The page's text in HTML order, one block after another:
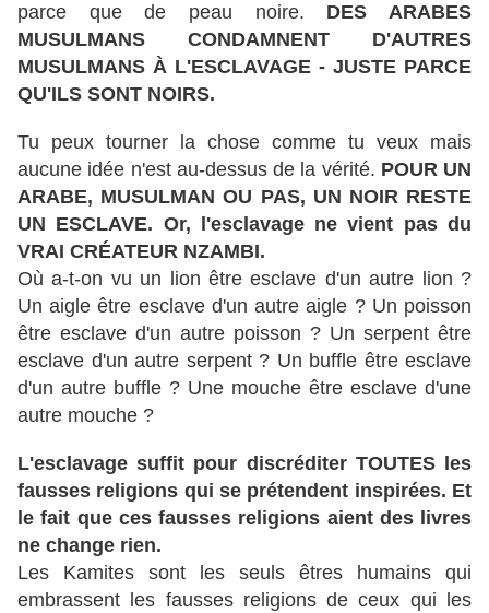
parce que de peau noire. DES ARABES
MUSULMANS CONDAMNENT D'AUTRES
MUSULMANS À L'ESCLAVAGE - JUSTE PARCE
QU'ILS SONT NOIRS.
Tu peux tourner la chose comme tu veux mais
aucune idée n'est au-dessus de la vérité. POUR UN
ARABE, MUSULMAN OU PAS, UN NOIR RESTE
UN ESCLAVE. Or, l'esclavage ne vient pas du
VRAI CRÉATEUR NZAMBI.
Où a-t-on vu un lion être esclave d'un autre lion ?
Un aigle être esclave d'un autre aigle ? Un poisson
être esclave d'un autre poisson ? Un serpent être
esclave d'un autre serpent ? Un buffle être esclave
d'un autre buffle ? Une mouche être esclave d'une
autre mouche ?
L'esclavage suffit pour discréditer TOUTES les
fausses religions qui se prétendent inspirées. Et
le fait que ces fausses religions aient des livres
ne change rien.
Les Kamites sont les seuls êtres humains qui
embrassent les fausses religions de ceux qui les